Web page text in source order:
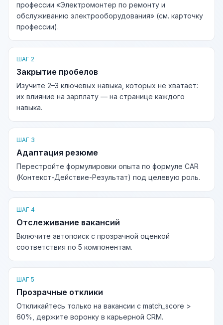
профессии «Электромонтер по ремонту и
обслуживанию электрооборудования» (см. карточку
профессии).
ШАГ 2
Закрытие пробелов
Изучите 2–3 ключевых навыка, которых не хватает:
их влияние на зарплату — на странице каждого
навыка.
ШАГ 3
Адаптация резюме
Перестройте формулировки опыта по формуле CAR
(Контекст-Действие-Результат) под целевую роль.
ШАГ 4
Отслеживание вакансий
Включите автопоиск с прозрачной оценкой
соответствия по 5 компонентам.
ШАГ 5
Прозрачные отклики
Откликайтесь только на вакансии с match_score >
60%, держите воронку в карьерной CRM.